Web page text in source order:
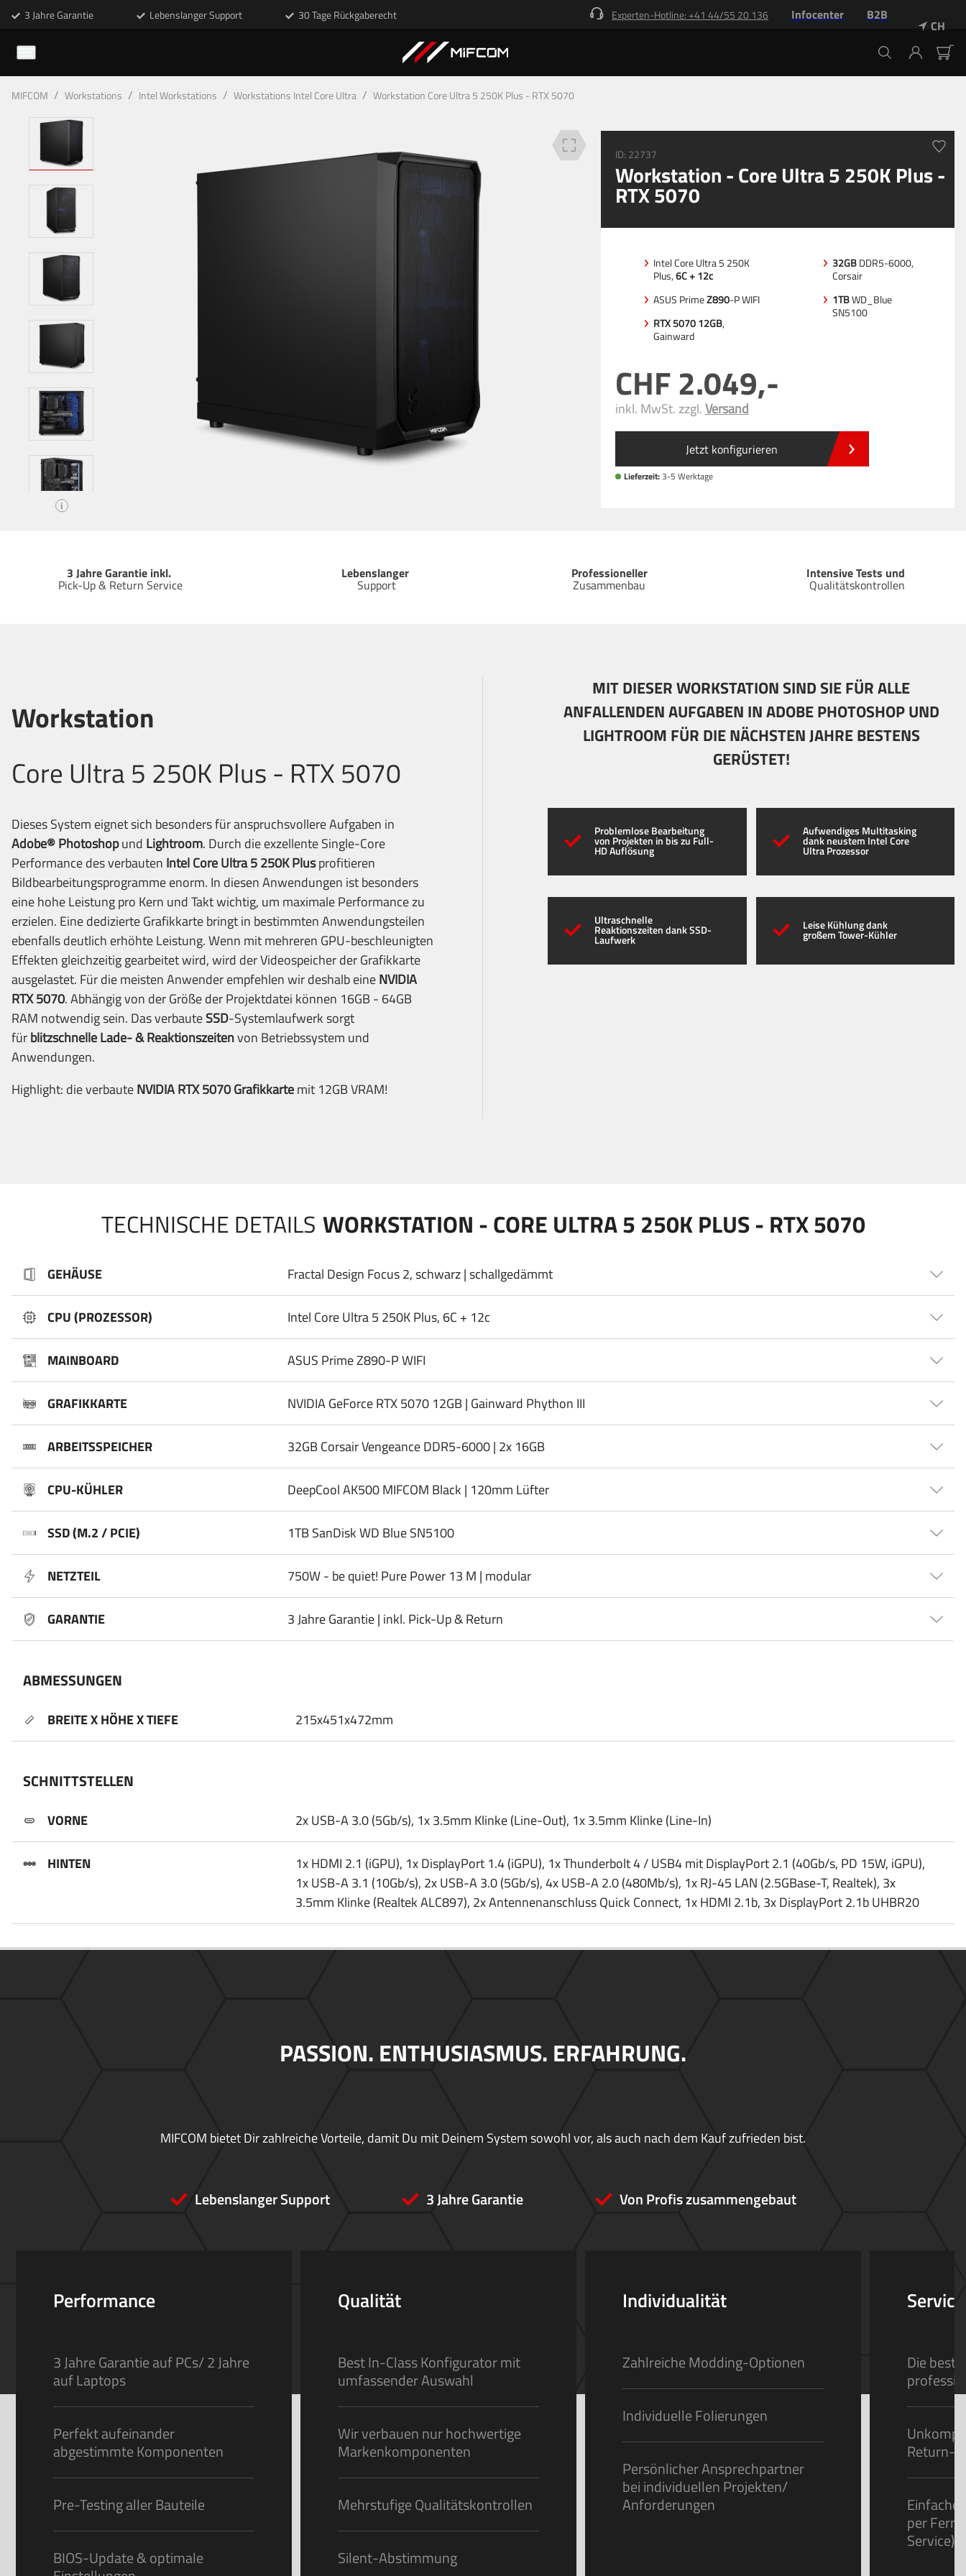
3 Jahre Garantie Lebenslanger Support 30 Tage Rückgaberecht Experten-Hotline: +41 44/55 20 136 Infocenter B2B
CH
Beschreibung
Technische Details
MIFCOM / Workstations / Intel Workstations / Workstations Intel Core Ultra / Workstation Core Ultra 5 250K Plus - RTX 5070
i
ID: 22737
Workstation - Core Ultra 5 250K Plus -
RTX 5070
Intel Core Ultra 5 250K
Plus,6C + 12c
ASUS PrimeZ890-P WIFI
RTX 5070 12GB,
Gainward
32GBDDR5-6000,
Corsair
1TBWD_Blue
SN5100
2.049,-
inkl. MwSt. zzgl.Versand
Jetzt konfigurieren
Lieferzeit:3-5 Werktage
3 Jahre Garantie inkl.
Pick-Up & Return Service
Lebenslanger
Support
Professioneller
Zusammenbau
Intensive Tests und
Qualitätskontrollen
Workstation
Core Ultra 5 250K Plus - RTX 5070
Dieses System eignet sich besonders für anspruchsvollere Aufgaben in
Adobe® Photoshopund Lightroom. Durch die exzellente Single-Core
Performance des verbauten Intel Core Ultra 5 250K Plusprofitieren
Bildbearbeitungsprogramme enorm. In diesen Anwendungen ist besonders
eine hohe Leistung pro Kern und Takt wichtig, um maximale Performance zu
erzielen. Eine dedizierte Grafikkarte bringt in bestimmten Anwendungsteilen
ebenfalls deutlich erhöhte Leistung. Wenn mit mehreren GPU-beschleunigten
Effekten gleichzeitig gearbeitet wird, wird der Videospeicher der Grafikkarte
ausgelastet. Für die meisten Anwender empfehlen wir deshalb eineNVIDIA
RTX 5070. Abhängig von der Größe der Projektdatei können 16GB - 64GB
RAM notwendig sein. Das verbauteSSD-Systemlaufwerk sorgt
fürblitzschnelle Lade- & Reaktionszeitenvon Betriebssystem und
Anwendungen.
Highlight: die verbauteNVIDIARTX 5070Grafikkartemit 12GB VRAM!
MIT DIESER WORKSTATION SIND SIE FÜR ALLE
ANFALLENDEN AUFGABEN IN ADOBE PHOTOSHOP UND
LIGHTROOM FÜR DIE NÄCHSTEN JAHRE BESTENS
GERÜSTET!
Problemlose Bearbeitung
von Projekten in bis zu Full-
HD Auflösung
Aufwendiges Multitasking
dank neustem Intel Core
Ultra Prozessor
Ultraschnelle
Reaktionszeiten dank SSD-
Laufwerk
Leise Kühlung dank
großem Tower-Kühler
TECHNISCHE DETAILS WORKSTATION - CORE ULTRA 5 250K PLUS - RTX 5070
GEHÄUSE Fractal Design Focus 2, schwarz | schallgedämmt
CPU (PROZESSOR) Intel Core Ultra 5 250K Plus, 6C + 12c
MAINBOARD ASUS Prime Z890-P WIFI
GRAFIKKARTE NVIDIA GeForce RTX 5070 12GB | Gainward Phython III
ARBEITSSPEICHER 32GB Corsair Vengeance DDR5-6000 | 2x 16GB
CPU-KÜHLER DeepCool AK500 MIFCOM Black | 120mm Lüfter
SSD (M.2 / PCIE) 1TB SanDisk WD Blue SN5100
NETZTEIL 750W - be quiet! Pure Power 13 M | modular
GARANTIE 3 Jahre Garantie | inkl. Pick-Up & Return
ABMESSUNGEN
BREITE X HÖHE X TIEFE 215x451x472mm
SCHNITTSTELLEN
VORNE 2x USB-A 3.0 (5Gb/​s), 1x 3.5mm Klinke (Line-Out), 1x 3.5mm Klinke (Line-In)
HINTEN
1x HDMI 2.1 (iGPU), 1x DisplayPort 1.4 (iGPU), 1x Thunderbolt 4 /​ USB4 mit DisplayPort 2.1 (40Gb/​s, PD 15W, iGPU),
1x USB-A 3.1 (10Gb/​s), 2x USB-A 3.0 (5Gb/​s), 4x USB-A 2.0 (480Mb/​s), 1x RJ-45 LAN (2.5GBase-T, Realtek), 3x
3.5mm Klinke (Realtek ALC897), 2x Antennenanschluss Quick Connect, 1x HDMI 2.1b, 3x DisplayPort 2.1b UHBR20
PASSION. ENTHUSIASMUS. ERFAHRUNG.
MIFCOM bietet Dir zahlreiche Vorteile, damit Du mit Deinem System sowohl vor, als auch nach dem Kauf zufrieden bist.
Lebenslanger Support 3 Jahre Garantie Von Profis zusammengebaut
Performance
3 Jahre Garantie auf PCs/ 2 Jahre
auf Laptops
Perfekt aufeinander
abgestimmte Komponenten
Pre-Testing aller Bauteile
BIOS-Update & optimale
Qualität
Best In-Class Konfigurator mit
umfassender Auswahl
Wir verbauen nur hochwertige
Markenkomponenten
Mehrstufige Qualitätskontrollen
Silent-Abstimmung
Individualität
Zahlreiche Modding-Optionen
Individuelle Folierungen
Persönlicher Ansprechpartner
bei individuellen Projekten/
Anforderungen
Service
Die
Return-
per
Service)